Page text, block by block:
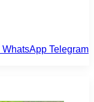
WhatsApp Telegram